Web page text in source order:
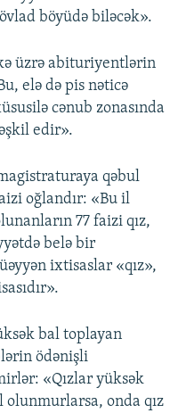
böyüdə biləcək».
üzrə abituriyentlərin
elə də pis nəticə
cənub zonasında
edir».
qəbul
oğlandır: «Bu il
77 faizi qız,
belə bir
ixtisaslar «qız»,
bal toplayan
ödənişli
«Qızlar yüksək
onda qız